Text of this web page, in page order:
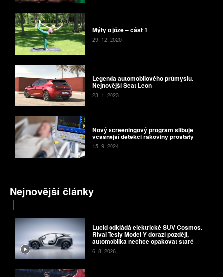
Mýty o józe – část 1
29. 12. 2020
Legenda automobilového průmyslu.
Nejnovější Seat Leon
23. 1. 2023
Nový screeningový program slibuje
včasnější detekci rakoviny prostaty
15. 9. 2024
Nejnovější články
Lucid odkládá elektrické SUV Cosmos.
Rival Tesly Model Y dorazí později,
automobilka nechce opakovat staré
chyby
6. 8. 2026